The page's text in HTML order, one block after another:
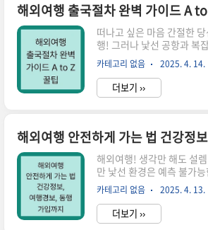
요? 단순히 범죄자에게만
자, 그럼 어떤 경우에 출국
나씩 꼼꼼하게 살펴보도록
분 없이 꼼꼼히 확인해 보세
판 진행 중이거나, 징역형
아직 복역하지 않은 경우. "
..
해외여행 출국절차 완벽 가이드 A
떠나고 싶은 마음 간절한
행! 그러나 낯선 공항과 복
느끼시나요? 걱정 마세요!
부터 탑승까지 모든 궁금증
행, 출국절차, 꿀팁, 여권,
하물, 세관신고 등 핵심 키
꼼꼼한 준비가 성공적인 여
에 휩싸여 중요한 것을 놓치
리스트를 만들어 보는 건 어
공권, 여행자 보험 등 챙겨
아니죠. 게다가 병역 의무자라면? 출국 전
의 허가는 필수 입
카테고리 없음 2025. 4. 14.
더보기 ››
해외여행! 생각만 해도 설
만 낯선 환경은 예측 불가
도 합니다. 건강 문제부터
이 즐거운 여행을 보장한답
여행을 안전하게 다녀오기
to Z까지 알려드릴게요. 건
카테고리 없음 2025. 4. 13.
더보기 ››